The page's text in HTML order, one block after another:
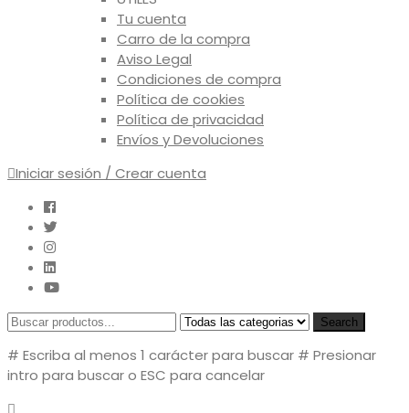
Tu cuenta
Carro de la compra
Aviso Legal
Condiciones de compra
Política de cookies
Política de privacidad
Envíos y Devoluciones
Iniciar sesión / Crear cuenta
Search
# Escriba al menos 1 carácter para buscar # Presionar
intro para buscar o ESC para cancelar